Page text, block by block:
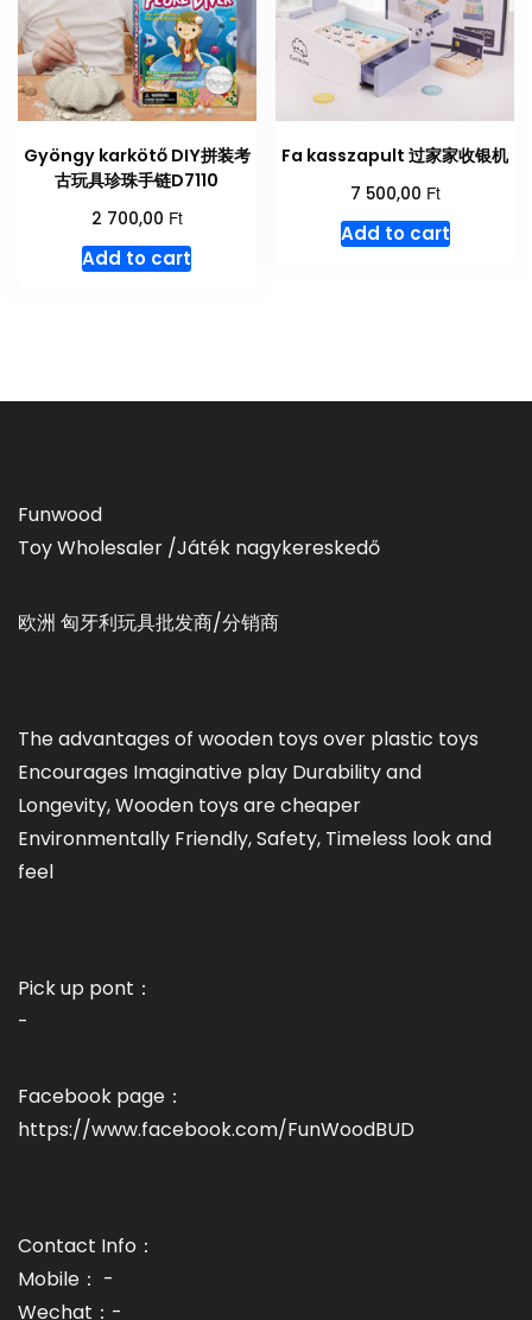
Gyöngy karkötő DIY拼装考
古玩具珍珠手链D7110
2 700,00 Ft
Add to cart
Fa kasszapult 过家家收银机
7 500,00 Ft
Add to cart
Funwood
Toy Wholesaler /Játék nagykereskedő
欧洲 匈牙利玩具批发商/分销商
The advantages of wooden toys over plastic toys
Encourages Imaginative play Durability and
Longevity, Wooden toys are cheaper
Environmentally Friendly, Safety, Timeless look and
feel
Pick up pont：
-
Facebook page：
https://www.facebook.com/FunWoodBUD
Contact Info：
Mobile： -
Wechat：-